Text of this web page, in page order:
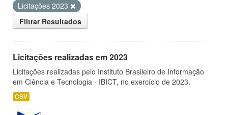
Licitações 2023
Filtrar Resultados
Licitações realizadas em 2023
Licitações realizadas pelo Instituto Brasileiro de Informação
em Ciência e Tecnologia - IBICT, no exercício de 2023.
CSV